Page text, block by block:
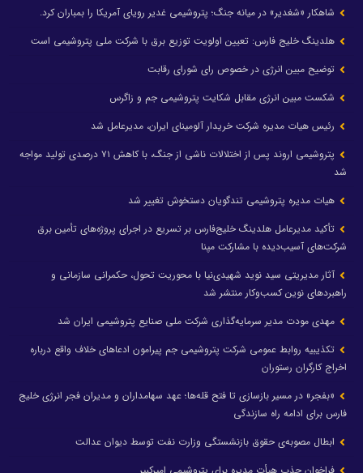
شاهکار «شغدیر» در میانه جنگ؛ پتروشیمی غدیر رویای آمریکا را بمباران کرد.
هلدینگ خلیج فارس: تعیین اولویت توزیع برق با شرکت ملی پتروشیمی است
توضیح مبین انرژی در خصوص رای شورای رقابت
شکست مبین انرژی مقابل شکایت پتروشیمی جم و زاگرس
رئیس هیات مدیره شرکت خریدار آلومینای ایران، مدیرعامل شد
پتروشیمی اروند پس از اختلالات ناشی از جنگ، با کاهش ۷۱ درصدی تولید مواجه
شد
هیات مدیره پتروشیمی تندگویان دستخوش تغییر شد
تأکید مدیرعامل هلدینگ خلیج‌فارس بر تسریع در اجرای پروژه‌های تأمین برق
شرکت‌های آسیب‌دیده با مشارکت مپنا
آثار مدیریتی سید نوید شهیدی‌نیا با محوریت تحول، حکمرانی سازمانی و
راهبردهای نوین کسب‌وکار منتشر شد
مهدی مودت مدیر سرمایه‌گذاری شرکت ملی صنایع پتروشیمی ایران شد
تکذیبیه روابط عمومی شرکت پتروشیمی جم پیرامون ادعاهای خلاف واقع درباره
اخراج کارگران رستوران
«بفجر» در مسیر بازسازی تا فتح قله‌ها؛ عهد سهامداران و مدیران فجر انرژی خلیج
فارس برای ادامه راه سازندگی
ابطال مصوبه‌ی حقوق بازنشستگی وزارت نفت توسط دیوان عدالت